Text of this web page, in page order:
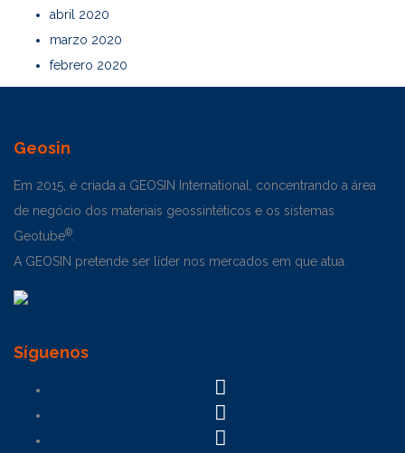
abril 2020
marzo 2020
febrero 2020
Geosin
Em 2015, é criada a GEOSIN International, concentrando a área
de negócio dos materiais geossintéticos e os sistemas
Geotube®.
A GEOSIN pretende ser líder nos mercados em que atua.
Síguenos